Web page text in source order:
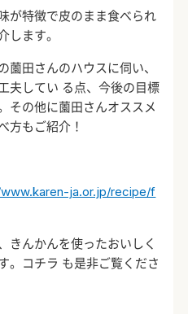
が特徴で皮のまま食べられ
します。
薗田さんのハウスに伺い、
夫してい る点、今後の目標
その他に薗田さんオススメ
方もご紹介！
ja.or.jp/recipe/f
んかんを使ったおいしく
。コチラ も是非ご覧くださ